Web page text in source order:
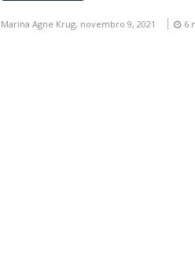
Marina Agne Krug, novembro 9, 2021 6